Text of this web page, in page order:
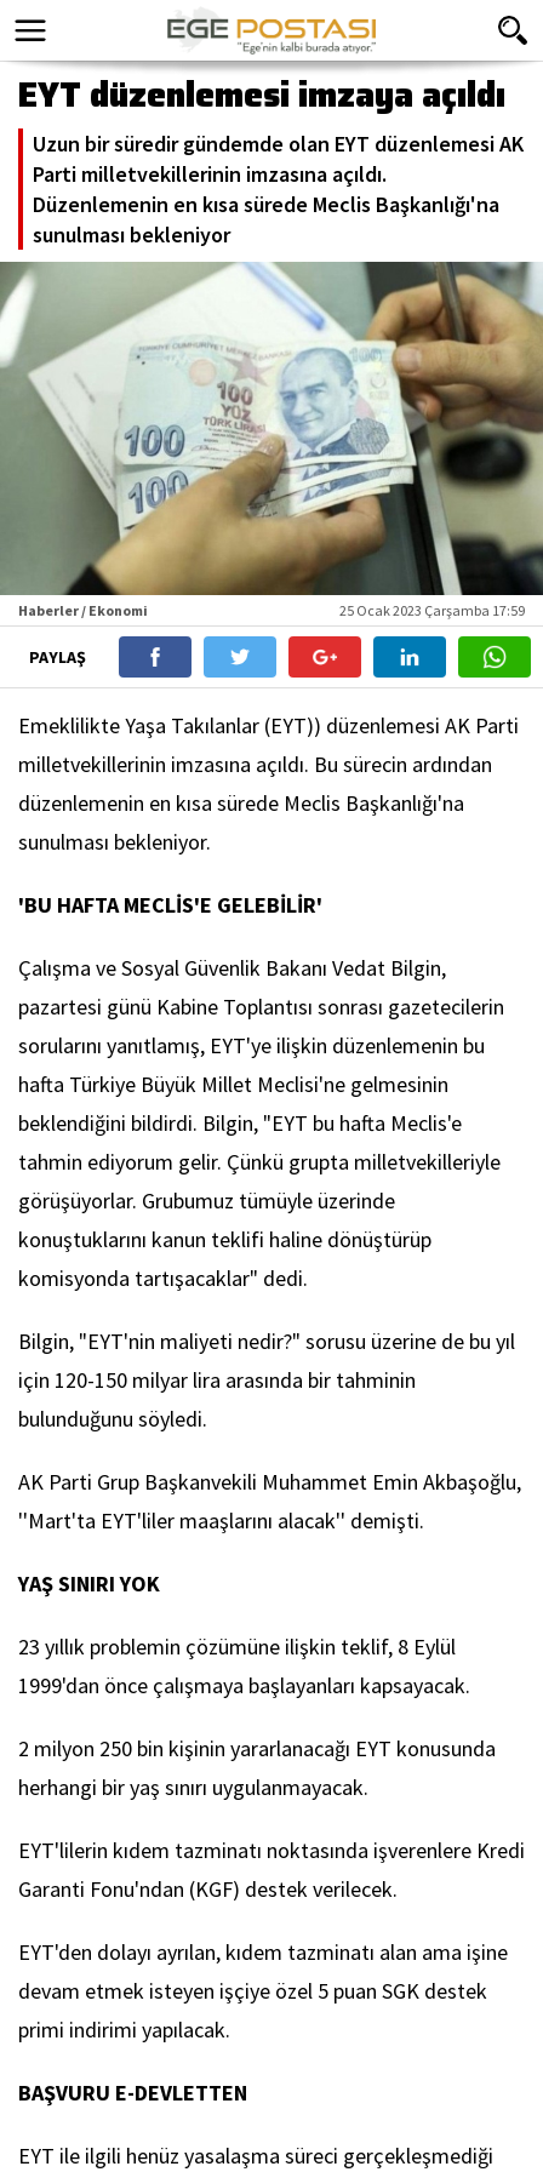
EYT düzenlemesi imzaya açıldı
Uzun bir süredir gündemde olan EYT düzenlemesi AK
Parti milletvekillerinin imzasına açıldı.
Düzenlemenin en kısa sürede Meclis Başkanlığı'na
sunulması bekleniyor
Haberler / Ekonomi 25 Ocak 2023 Çarşamba 17:59
PAYLAŞ
Emeklilikte Yaşa Takılanlar (EYT)) düzenlemesi AK Parti
milletvekillerinin imzasına açıldı. Bu sürecin ardından
düzenlemenin en kısa sürede Meclis Başkanlığı'na
sunulması bekleniyor.
'BU HAFTA MECLİS'E GELEBİLİR'
Çalışma ve Sosyal Güvenlik Bakanı Vedat Bilgin,
pazartesi günü Kabine Toplantısı sonrası gazetecilerin
sorularını yanıtlamış, EYT'ye ilişkin düzenlemenin bu
hafta Türkiye Büyük Millet Meclisi'ne gelmesinin
beklendiğini bildirdi. Bilgin, "EYT bu hafta Meclis'e
tahmin ediyorum gelir. Çünkü grupta milletvekilleriyle
görüşüyorlar. Grubumuz tümüyle üzerinde
konuştuklarını kanun teklifi haline dönüştürüp
komisyonda tartışacaklar" dedi.
Bilgin, "EYT'nin maliyeti nedir?" sorusu üzerine de bu yıl
için 120-150 milyar lira arasında bir tahminin
bulunduğunu söyledi.
AK Parti Grup Başkanvekili Muhammet Emin Akbaşoğlu,
''Mart'ta EYT'liler maaşlarını alacak'' demişti.
YAŞ SINIRI YOK
23 yıllık problemin çözümüne ilişkin teklif, 8 Eylül
1999'dan önce çalışmaya başlayanları kapsayacak.
2 milyon 250 bin kişinin yararlanacağı EYT konusunda
herhangi bir yaş sınırı uygulanmayacak.
EYT'lilerin kıdem tazminatı noktasında işverenlere Kredi
Garanti Fonu'ndan (KGF) destek verilecek.
EYT'den dolayı ayrılan, kıdem tazminatı alan ama işine
devam etmek isteyen işçiye özel 5 puan SGK destek
primi indirimi yapılacak.
BAŞVURU E-DEVLETTEN
EYT ile ilgili henüz yasalaşma süreci gerçekleşmediği